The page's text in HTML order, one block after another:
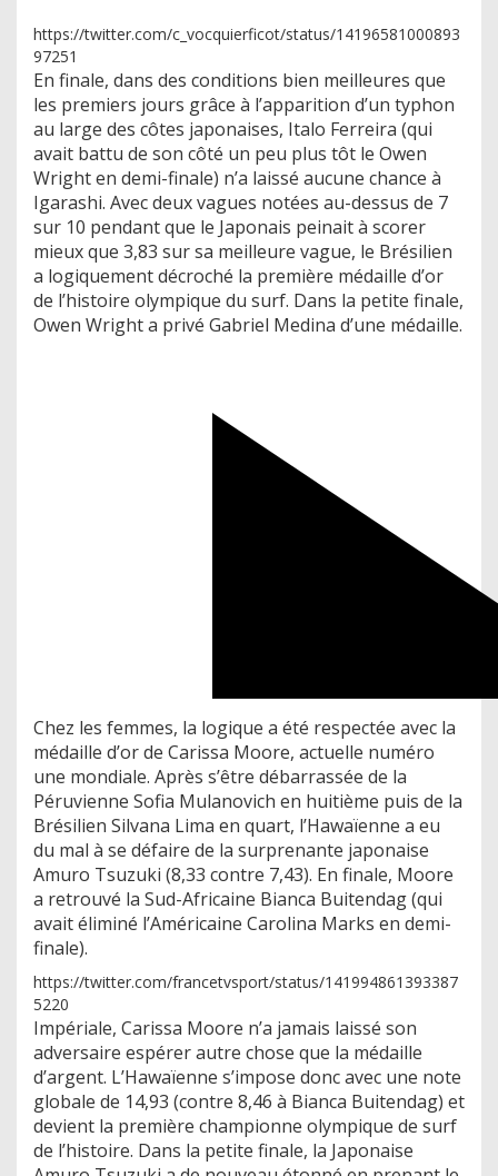
https://twitter.com/c_vocquierficot/status/14196581000893
97251
En finale, dans des conditions bien meilleures que
les premiers jours grâce à l’apparition d’un typhon
au large des côtes japonaises, Italo Ferreira (qui
avait battu de son côté un peu plus tôt le Owen
Wright en demi-finale) n’a laissé aucune chance à
Igarashi. Avec deux vagues notées au-dessus de 7
sur 10 pendant que le Japonais peinait à scorer
mieux que 3,83 sur sa meilleure vague, le Brésilien
a logiquement décroché la première médaille d’or
de l’histoire olympique du surf. Dans la petite finale,
Owen Wright a privé Gabriel Medina d’une médaille.
Chez les femmes, la logique a été respectée avec la
médaille d’or de Carissa Moore, actuelle numéro
une mondiale. Après s’être débarrassée de la
Péruvienne Sofia Mulanovich en huitième puis de la
Brésilien Silvana Lima en quart, l’Hawaïenne a eu
du mal à se défaire de la surprenante japonaise
Amuro Tsuzuki (8,33 contre 7,43). En finale, Moore
a retrouvé la Sud-Africaine Bianca Buitendag (qui
avait éliminé l’Américaine Carolina Marks en demi-
finale).
https://twitter.com/francetvsport/status/141994861393387
5220
Impériale, Carissa Moore n’a jamais laissé son
adversaire espérer autre chose que la médaille
d’argent. L’Hawaïenne s’impose donc avec une note
globale de 14,93 (contre 8,46 à Bianca Buitendag) et
devient la première championne olympique de surf
de l’histoire. Dans la petite finale, la Japonaise